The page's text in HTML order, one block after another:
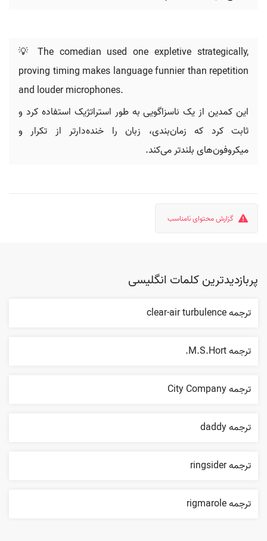
💡 The comedian used one expletive strategically,
proving timing makes language funnier than repetition
and louder microphones.
این کمدین از یک ناسزاگویی به طور استراتژیک استفاده کرد و
ثابت کرد که زمان‌بندی، زبان را خنده‌دارتر از تکرار و
میکروفون‌های بلندتر می‌کند.
گزارش محتوای نامناسب
پربازدیدترین کلمات انگلیسی
ترجمه clear-air turbulence
ترجمه M.S.Hort.
ترجمه City Company
ترجمه daddy
ترجمه ringsider
ترجمه rigmarole